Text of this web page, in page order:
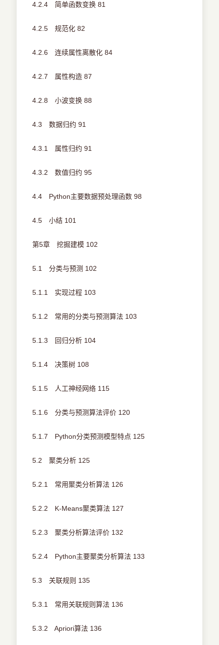
4.2.4 简单函数变换 81
4.2.5 规范化 82
4.2.6 连续属性离散化 84
4.2.7 属性构造 87
4.2.8 小波变换 88
4.3 数据归约 91
4.3.1 属性归约 91
4.3.2 数值归约 95
4.4 Python主要数据预处理函数 98
4.5 小结 101
第5章 挖掘建模 102
5.1 分类与预测 102
5.1.1 实现过程 103
5.1.2 常用的分类与预测算法 103
5.1.3 回归分析 104
5.1.4 决策树 108
5.1.5 人工神经网络 115
5.1.6 分类与预测算法评价 120
5.1.7 Python分类预测模型特点 125
5.2 聚类分析 125
5.2.1 常用聚类分析算法 126
5.2.2 K-Means聚类算法 127
5.2.3 聚类分析算法评价 132
5.2.4 Python主要聚类分析算法 133
5.3 关联规则 135
5.3.1 常用关联规则算法 136
5.3.2 Apriori算法 136